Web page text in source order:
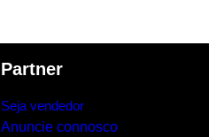
Partner
Seja vendedor
Anuncie connosco